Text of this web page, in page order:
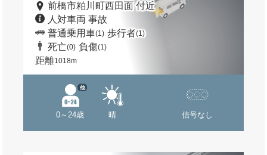
前橋市粕川町西田面 付近
人対車両 事故
普通乗用車(1) 歩行者(1)
死亡(0) 負傷(1)
距離1018m
0～24歳
他
晴 信号なし